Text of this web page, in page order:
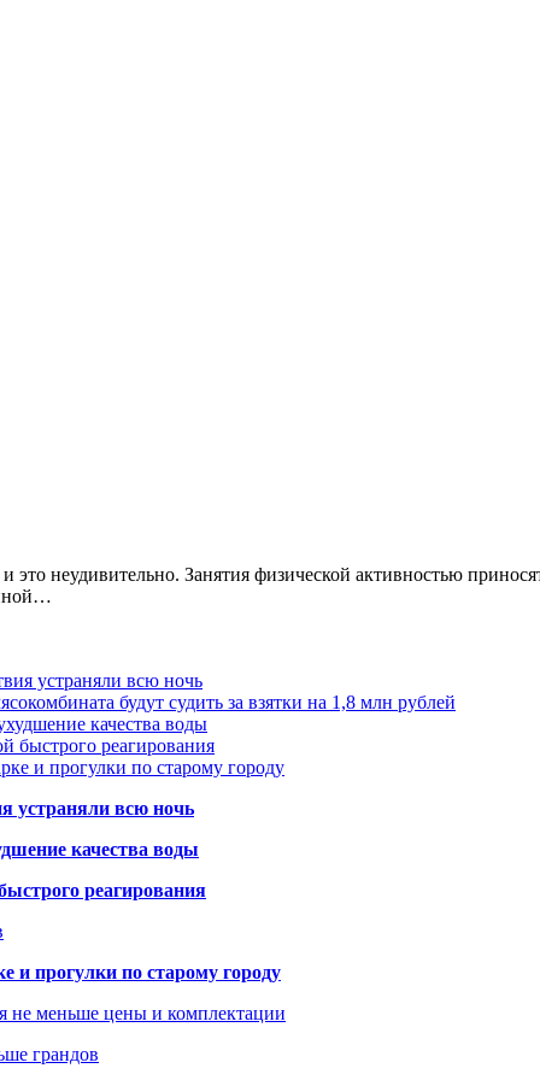
неудивительно. Занятия физической активностью
устраняли всю ночь
будут судить за взятки на 1,8 млн рублей
качества воды
быстрого реагирования
и прогулки по старому городу
устраняли всю ночь
качества воды
реагирования
и прогулки по старому городу
не меньше цены и комплектации
грандов